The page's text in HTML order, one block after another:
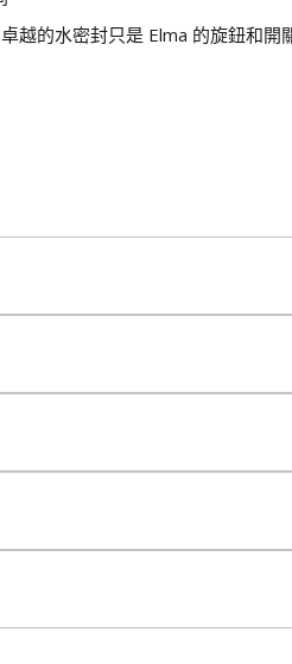
越的水密封只是 Elma 的旋鈕和開